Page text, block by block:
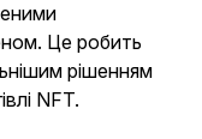
Це робить
рішенням
NFT.